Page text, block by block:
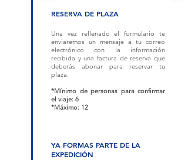
RESERVA DE PLAZA
Una vez rellenado el formulario te
enviaremos un mensaje a tu correo
electrónico con la información
recibida y una factura de reserva que
deberás abonar para reservar tu
plaza.
*Mínimo de personas para confirmar
el viaje: 6
*Máximo: 12
YA FORMAS PARTE DE LA
EXPEDICIÓN